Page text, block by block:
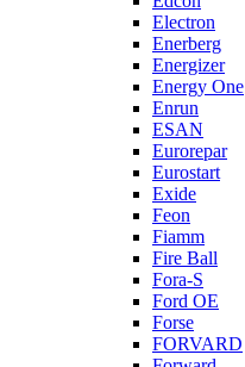
Electron
Enerberg
Energizer
Energy One
Enrun
ESAN
Eurorepar
Eurostart
Exide
Feon
Fiamm
Fire Ball
Fora-S
Ford OE
Forse
FORVARD